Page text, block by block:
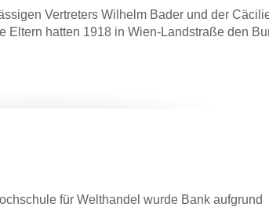
Vertreters Wilhelm Bader und der
Eltern hatten 1918 in Wien-Landstraße den
für Welthandel wurde Bank aufgrund